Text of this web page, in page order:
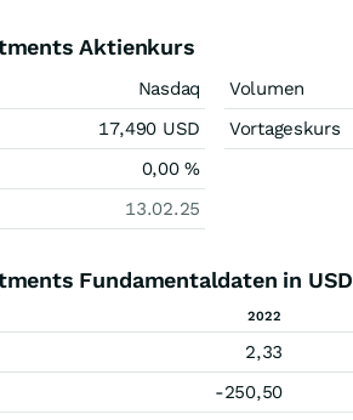
Aktienkurs
Nasdaq
17,490 USD
0,00%
13.02.25
Volumen
Vortageskurs
Fundamentaldaten in USD
2022
2,33
-250,50